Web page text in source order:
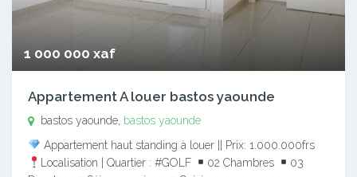
1 000 000 xaf
Appartement A louer bastos yaounde
bastos yaounde, bastos yaounde
Appartement haut standing à louer || Prix: 1.000.000frs
Localisation | Quartier : #GOLF
02 Chambres
03